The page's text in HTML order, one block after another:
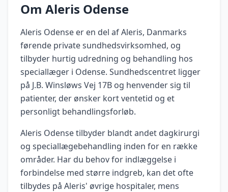
Om Aleris Odense
Aleris Odense er en del af Aleris, Danmarks
førende private sundhedsvirksomhed, og
tilbyder hurtig udredning og behandling hos
speciallæger i Odense. Sundhedscentret ligger
på J.B. Winsløws Vej 17B og henvender sig til
patienter, der ønsker kort ventetid og et
personligt behandlingsforløb.
Aleris Odense tilbyder blandt andet dagkirurgi
og speciallægebehandling inden for en række
områder. Har du behov for indlæggelse i
forbindelse med større indgreb, kan det ofte
tilbydes på Aleris' øvrige hospitaler, mens